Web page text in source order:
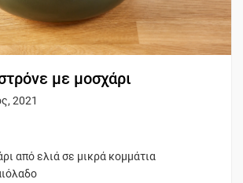
με μοσχάρι
2021
από ελιά σε μικρά κομμάτια